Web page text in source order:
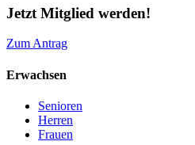
Jetzt Mitglied werden!
Zum Antrag
Erwachsen
Senioren
Herren
Frauen